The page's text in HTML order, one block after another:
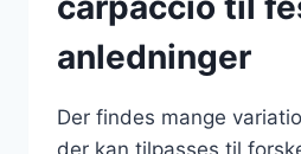
anledninger
Der findes mange
der kan tilpasses til